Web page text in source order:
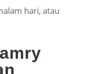
hari, atau